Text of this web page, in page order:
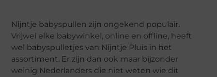
Nijntje babyspullen zijn ongekend populair.
Vrijwel elke babywinkel, online en offline, heeft
wel babyspulletjes van Nijntje Pluis in het
assortiment. Er zijn dan ook maar bijzonder
weinig Nederlanders die niet weten wie dit